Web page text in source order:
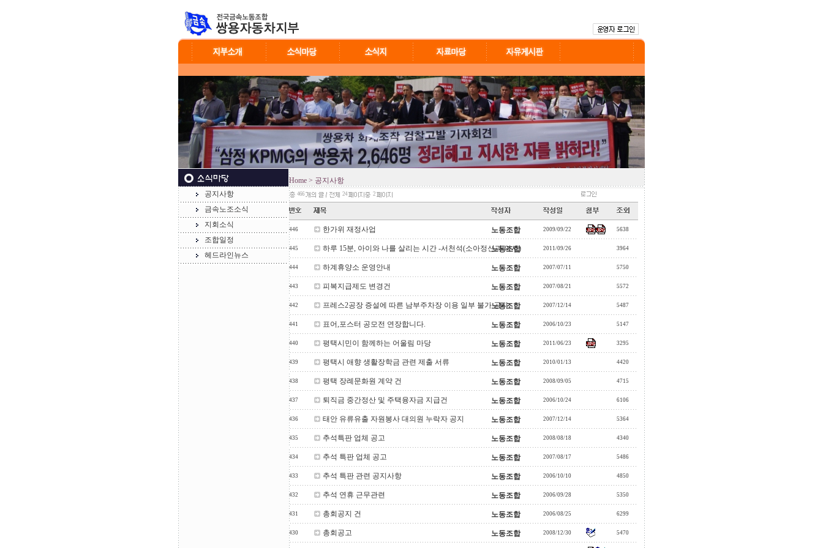
공지사항
금속노조소식
지회소식
조합일정
헤드라인뉴스
Home > 공지사항
466 24 2
446 한가위 재정사업 노동조합 2009/09/22 5638
445 하루 15분, 아이와 나를 살리는 시간 -서천석(소아정신과 의사)
노동조합 2011/09/26 3964
444 하계휴양소 운영안내 노동조합 2007/07/11 5750
443 피복지급제도 변경건 노동조합 2007/08/21 5572
442 프레스2공장 증설에 따른 남부주차장 이용 일부 불가 공지
노동조합 2007/12/14 5487
441 표어,포스터 공모전 연장합니다. 노동조합 2006/10/23 5147
440 평택시민이 함께하는 어울림 마당 노동조합 2011/06/23 3295
439 평택시 애향 생활장학금 관련 제출 서류 노동조합 2010/01/13 4420
438 평택 장례문화원 계약 건 노동조합 2008/09/05 4715
437 퇴직금 중간정산 및 주택융자금 지급건 노동조합 2006/10/24 6106
436 태안 유류유출 자원봉사 대의원 누락자 공지 노동조합 2007/12/14 5364
435 추석특판 업체 공고 노동조합 2008/08/18 4340
434 추석 특판 업체 공고 노동조합 2007/08/17 5486
433 추석 특판 관련 공지사항 노동조합 2006/10/10 4850
432 추석 연휴 근무관련 노동조합 2006/09/28 5350
431 총회공지 건 노동조합 2006/08/25 6299
430 총회공고 노동조합 2008/12/30 5470